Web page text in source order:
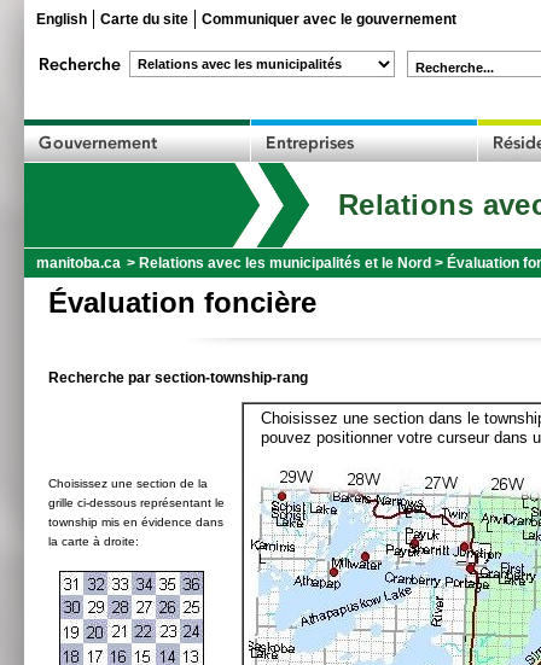
English Carte du site Communiquer avec le gouvernement
Recherche...
Relations
manitoba.ca > Relations avec les municipalités et le Nord > Évaluation
Évaluation foncière
Recherche par section-township-rang
Choisissez une section de la
grille ci-dessous représentant le
township mis en évidence dans
la carte à droite:
Choisissez une section dans le
pouvez positionner votre curseur dans